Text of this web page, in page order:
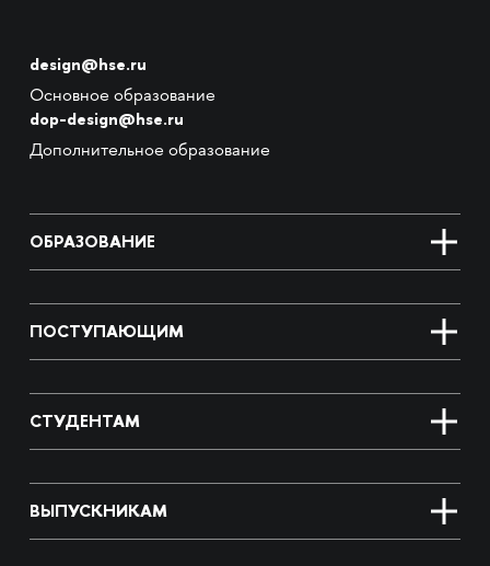
design@hse.ru
Основное образование
dop-design@hse.ru
Дополнительное образование
ОБРАЗОВАНИЕ
ПОСТУПАЮЩИМ
СТУДЕНТАМ
ВЫПУСКНИКАМ